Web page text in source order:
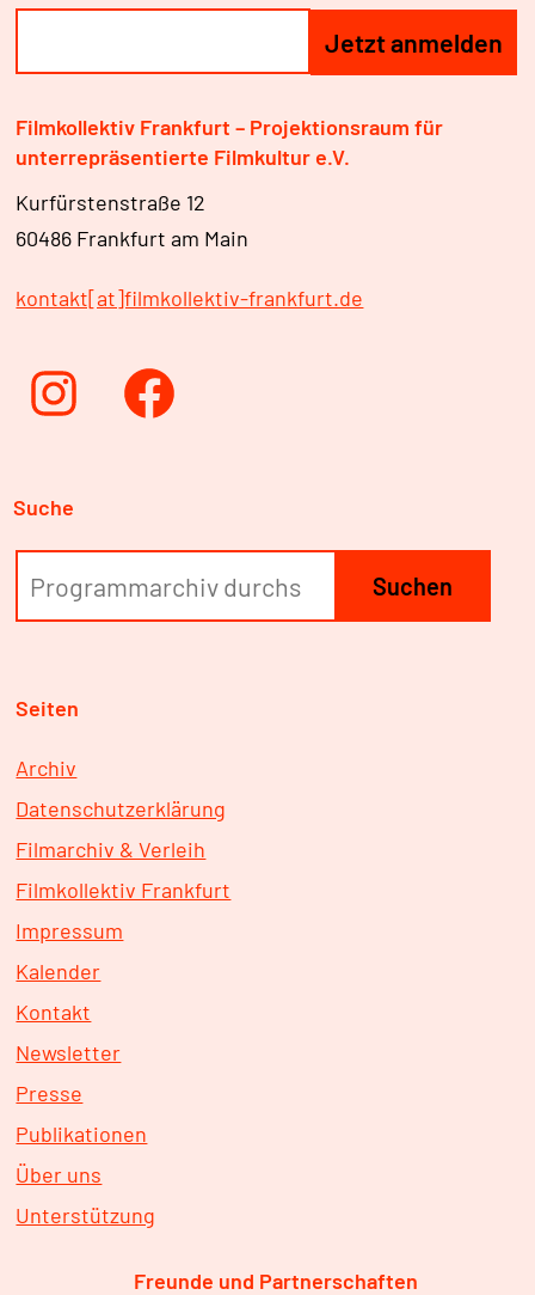
Filmkollektiv Frankfurt – Projektionsraum für
unterrepräsentierte Filmkultur e.V.
Kurfürstenstraße 12
60486 Frankfurt am Main
kontakt[at]filmkollektiv-frankfurt.de
InstagramFacebook
Suche
Suchen
Seiten
Archiv
Datenschutzerklärung
Filmarchiv & Verleih
Filmkollektiv Frankfurt
Impressum
Kalender
Kontakt
Newsletter
Presse
Publikationen
Über uns
Unterstützung
Freunde und Partnerschaften